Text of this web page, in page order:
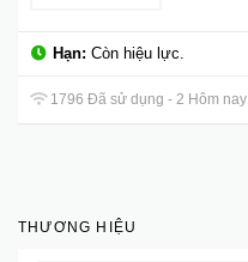
Hạn: Còn hiệu lực.
1796 Đã sử dụng - 2 Hôm nay
THƯƠNG HIỆU